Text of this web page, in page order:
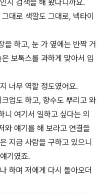
지 검색을 해 봤다니까요.
대로 색깔도 그대로, 넥타이
을 하고, 눈 가 옆에는 반짝 거
보톡스를 과하게 맞아서 입
너무 역할 정도였어요.
업도 하고, 향수도 뿌리고 와
니 여기서 일하고 싶다는 의
와 얘기를 해 보라고 연결을
지금 사람을 구하고 있으니
기였죠.
하며 저에게 다시 돌아오더